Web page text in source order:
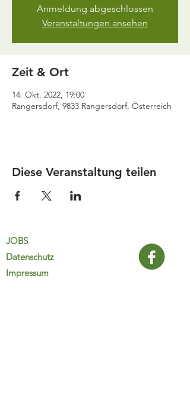
Anmeldung abgeschlossen
Veranstaltungen ansehen
Zeit & Ort
14. Okt. 2022, 19:00
Rangersdorf, 9833 Rangersdorf, Österreich
Diese Veranstaltung teilen
JOBS
Datenschutz
Impressum